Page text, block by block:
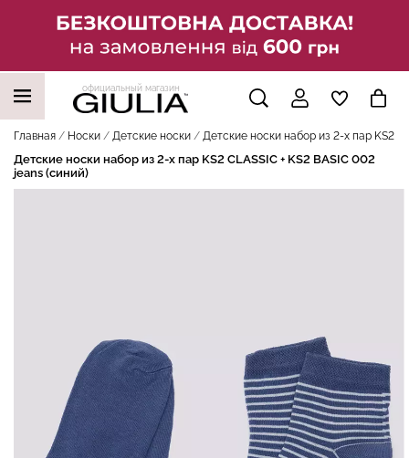
официальный магазин
Главная Носки Детские носки Детские носки набор из 2-х пар KS2
Детские носки набор из 2-х пар KS2 CLASSIC + KS2 BASIC 002
jeans (синий)
НАШИ ТРЕНДОВЫЕ ТОВАРЫ